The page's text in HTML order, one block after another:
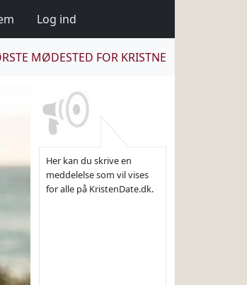
Log ind
MØDESTED FOR KRISTNE
Her kan du skrive en
meddelelse som vil vises
for alle på KristenDate.dk.